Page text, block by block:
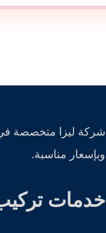
شركة ليزا متخصصة
وبإسعار مناسبة.
خدمات